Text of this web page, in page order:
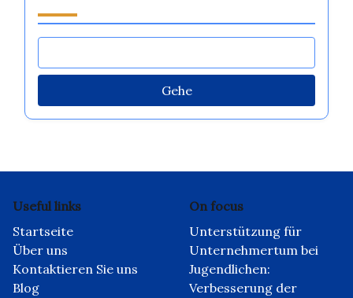
Gehe
Useful links
Startseite
Über uns
Kontaktieren Sie uns
Blog
On focus
Unterstützung für
Unternehmertum bei
Jugendlichen:
Verbesserung der